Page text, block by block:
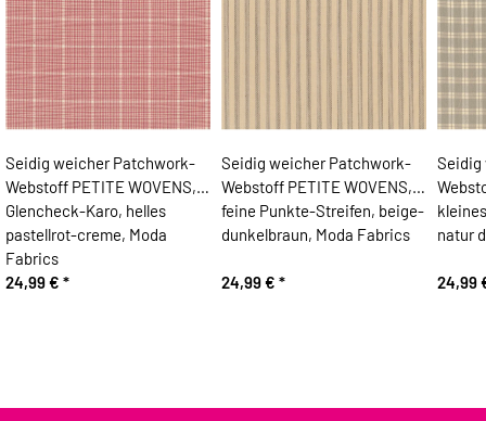
Seidig weicher Patchwork-
Webstoff PETITE WOVENS,
Glencheck-Karo, helles
pastellrot-creme, Moda
Fabrics
24,99 € *
Seidig weicher Patchwork-
Webstoff PETITE WOVENS,
feine Punkte-Streifen, beige-
dunkelbraun, Moda Fabrics
24,99 € *
Seidig
natur
24,99